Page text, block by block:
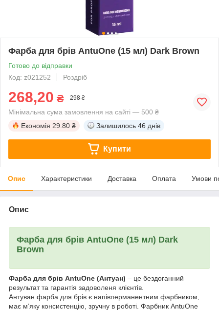
Фарба для брів AntuOne (15 мл) Dark Brown
Готово до відправки
Код: z021252
Роздріб
268,20 ₴ 298 ₴
Мінімальна сума замовлення на сайті — 500 ₴
Економія 29.80 ₴ Залишилось 46 днів
Купити
Опис Характеристики Доставка Оплата Умови
Опис
Фарба для брів AntuOne (15 мл) Dark
Brown
Фарба для брів AntuOne (Антуан) – це бездоганний
результат та гарантія задоволеня клієнтів.
Антуван фарба для брів є напівперманентним фарбником,
має мʼяку консистенцію, зручну в роботі. Фарбник AntuOne